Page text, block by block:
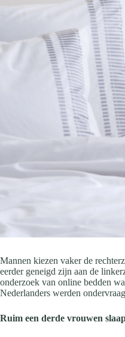
Mannen kiezen vaker de
eerder geneigd zijn aan de
onderzoek van online bedden
Nederlanders werden
Ruim een derde vrouwen